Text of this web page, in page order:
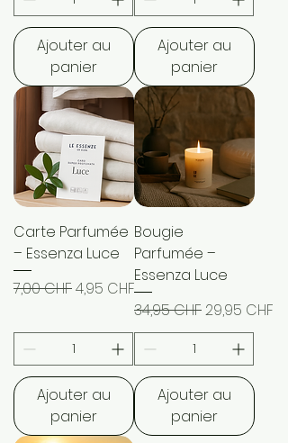
Ajouter au
panier
Ajouter au
panier
Carte Parfumée
– Essenza Luce
Prix original
7,00 CHFPrix promotionnel
4,95 CHF
Ajouter au
panier
Bougie
Parfumée –
Essenza Luce
Prix original
34,95 CHFPrix
29,95 CHF
Ajouter au
panier